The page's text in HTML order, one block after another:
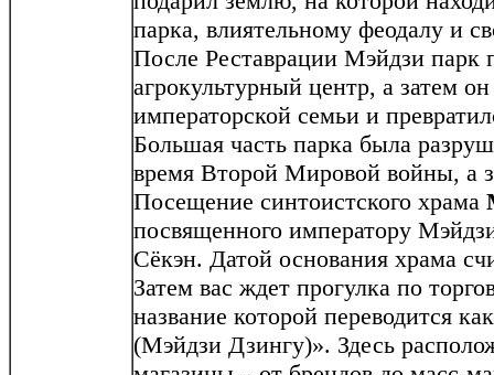
парка, влиятельному феодалу и
После Реставрации Мэйдзи парк
агрокультурный центр, а затем
императорской семьи и
Большая часть парка была
время Второй Мировой войны, а
Посещение синтоистского храма
посвященного императору
Сёкэн. Датой основания храма
Затем вас ждет прогулка по
название которой переводится
(Мэйдзи Дзингу)». Здесь